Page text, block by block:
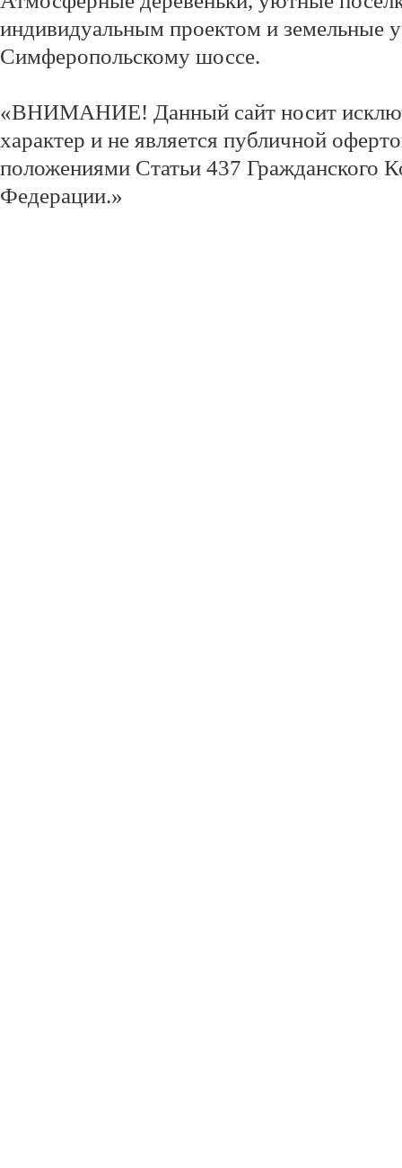
индивидуальным проектом и земельные
Симферопольскому шоссе.
«ВНИМАНИЕ! Данный сайт носит
характер и не является публичной
положениями Статьи 437 Гражданского
Федерации.»